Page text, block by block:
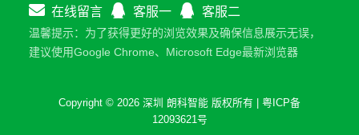
在线留言
客服一 客服二
温馨提示：为了获得更好的浏览效果及确保信息展示无误，
建议使用Google Chrome、Microsoft Edge最新浏览器
Copyright © 2026 深圳 朗科智能 版权所有 | 粤ICP备
12093621号